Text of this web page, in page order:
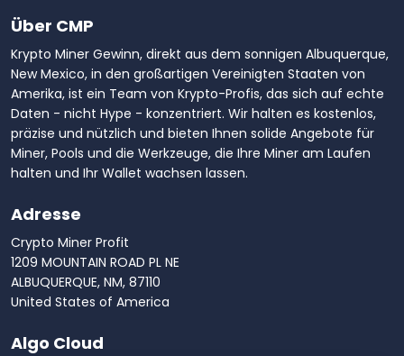
Über CMP
Krypto Miner Gewinn, direkt aus dem sonnigen Albuquerque,
New Mexico, in den großartigen Vereinigten Staaten von
Amerika, ist ein Team von Krypto-Profis, das sich auf echte
Daten - nicht Hype - konzentriert. Wir halten es kostenlos,
präzise und nützlich und bieten Ihnen solide Angebote für
Miner, Pools und die Werkzeuge, die Ihre Miner am Laufen
halten und Ihr Wallet wachsen lassen.
Adresse
Crypto Miner Profit
1209 MOUNTAIN ROAD PL NE
ALBUQUERQUE, NM, 87110
United States of America
Algo Cloud